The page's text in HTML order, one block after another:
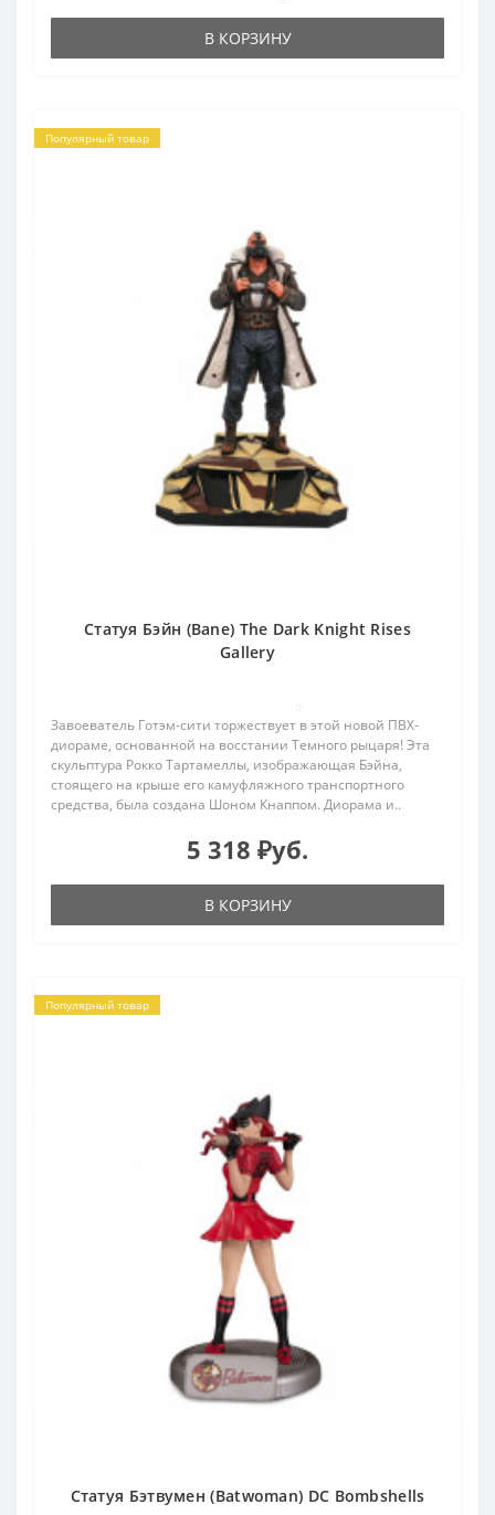
В КОРЗИНУ
Популярный товар
Статуя Бэйн (Bane) The Dark Knight Rises
Gallery
Завоеватель Готэм-сити торжествует в этой новой ПВХ-
диораме, основанной на восстании Темного рыцаря! Эта
скульптура Рокко Тартамеллы, изображающая Бэйна,
стоящего на крыше его камуфляжного транспортного
средства, была создана Шоном Кнаппом. Диорама и..
5 318 ₽уб.
В КОРЗИНУ
Популярный товар
Статуя Бэтвумен (Batwoman) DC Bombshells